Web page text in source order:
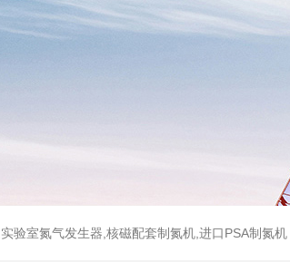
验室氮气发生器,核磁配套制氮机,进口PSA制氮机